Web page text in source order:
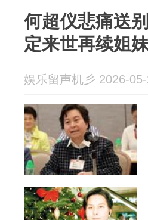
何超仪悲痛送
定来世再续姐
娱乐留声机彡 2026-